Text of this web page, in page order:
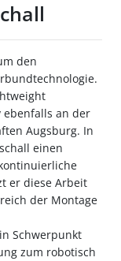
den
ebenfalls an der
Augsburg. In
einen
er diese Arbeit
der Montage
Schwerpunkt
zum robotisch